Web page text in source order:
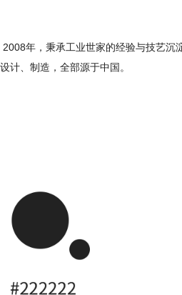
年，秉承工业世家的经验与技艺
计、制造，全部源于中国。